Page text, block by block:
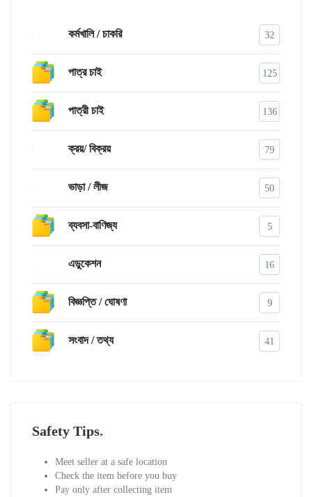
কর্মখালি / চাকরি 32
পাত্র চাই 125
পাত্রী চাই 136
ক্রয়/ বিক্রয় 79
ভাড়া / লীজ 50
ব্যবসা-বাণিজ্য 5
এডুকেশন 16
বিজ্ঞপ্তি / ঘোষণা 9
সংবাদ / তথ্য 41
Safety Tips
Meet seller at a safe location
Check the item before you buy
Pay only after collecting item